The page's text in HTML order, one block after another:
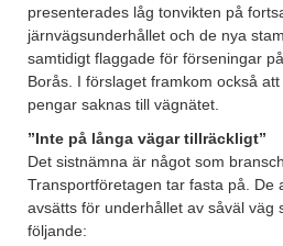
presenterades låg tonvikten på
järnvägsunderhållet och de nya
samtidigt flaggade för förseningar
Borås. I förslaget framkom också
pengar saknas till vägnätet.
”Inte på långa vägar tillräckligt”
Det sistnämna är något som
Transportföretagen tar fasta på. De
avsätts för underhållet av såväl väg
följande: